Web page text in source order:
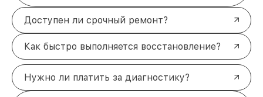
Доступен ли срочный ремонт?
Как быстро выполняется восстановление?
Нужно ли платить за диагностику?